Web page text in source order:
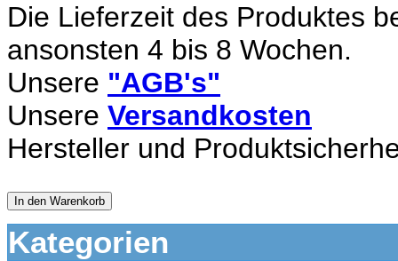
Die Lieferzeit des Produktes
ansonsten 4 bis 8 Wochen.
Unsere "AGB's"
Unsere Versandkosten
Hersteller und
In den Warenkorb
Kategorien